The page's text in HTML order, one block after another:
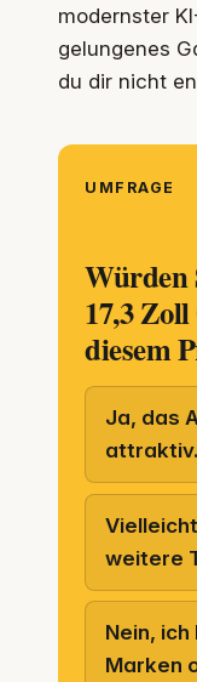
modernster
gelungenes
du dir nicht
UMFRAGE
Würden
17,3
diesem
Ja, das
attraktiv.
weitere
Nein,
Marken